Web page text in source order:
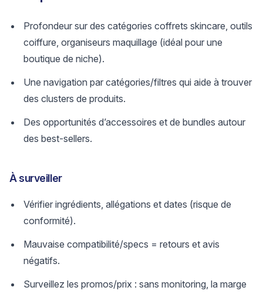
Profondeur sur des catégories coffrets skincare, outils
coiffure, organiseurs maquillage (idéal pour une
boutique de niche).
Une navigation par catégories/filtres qui aide à trouver
des clusters de produits.
Des opportunités d’accessoires et de bundles autour
des best-sellers.
À surveiller
Vérifier ingrédients, allégations et dates (risque de
conformité).
Mauvaise compatibilité/specs = retours et avis
négatifs.
Surveillez les promos/prix : sans monitoring, la marge